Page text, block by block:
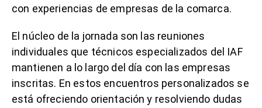
con experiencias de empresas de la comarca.
El núcleo de la jornada son las reuniones
individuales que técnicos especializados del IAF
mantienen a lo largo del día con las empresas
inscritas. En estos encuentros personalizados se
está ofreciendo orientación y resolviendo dudas